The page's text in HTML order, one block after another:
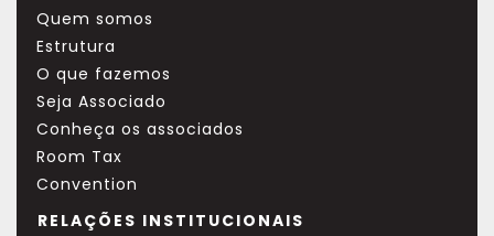
Quem somos
Estrutura
O que fazemos
Seja Associado
Conheça os associados
Room Tax
Convention
RELAÇÕES INSTITUCIONAIS